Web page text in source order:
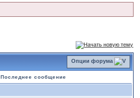
Опции форума
Последнее сообщение